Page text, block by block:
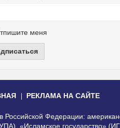
меня
РЕКЛАМА НА САЙТЕ
Российской Федерации:
«Исламское